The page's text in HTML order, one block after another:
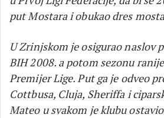
put Mostara i obukao dres
U Zrinjskom je osigurao naslov
BIH 2008. a potom sezonu
Premijer Lige. Put ga je odveo
Cottbusa, Cluja, Sheriffa i
Mateo u svakom je klubu